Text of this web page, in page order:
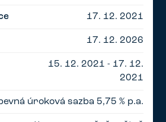
17. 12. 2021
17. 12. 2026
15. 12. 2021 - 17. 12.
2021
úroková sazba 5,75 % p.a.